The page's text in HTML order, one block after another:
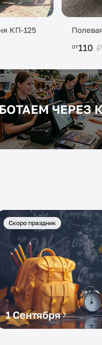
КП-125
от110 ₽
ЧЕРЕЗ
Скоро праздник
1 Сентября